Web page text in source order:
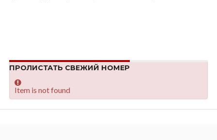
ПРОЛИСТАТЬ СВЕЖИЙ НОМЕР
Item is not found